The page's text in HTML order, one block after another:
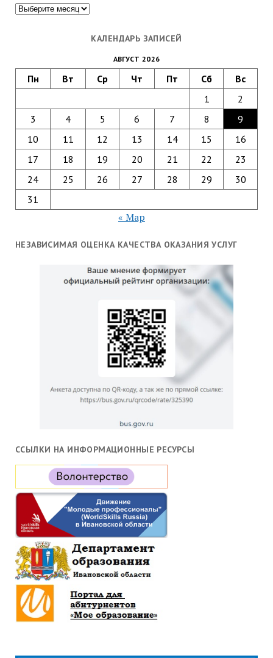
Архивы
КАЛЕНДАРЬ ЗАПИСЕЙ
АВГУСТ 2026
Пн Вт Ср Чт Пт Сб
Вс
1
2
3
4 5 6 7 8
9
10
11 12 13 14 15
16
17
18 19 20 21 22
23
24
25 26 27 28 29
30
31
« Мар
НЕЗАВИСИМАЯ ОЦЕНКА КАЧЕСТВА ОКАЗАНИЯ УСЛУГ
ССЫЛКИ НА ИНФОРМАЦИОННЫЕ РЕСУРСЫ